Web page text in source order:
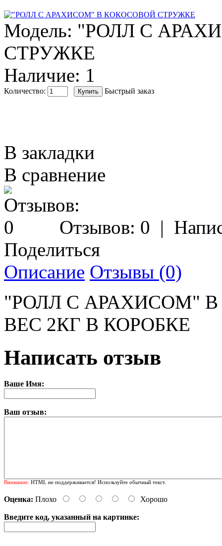
Модель: "РОЛЛ С
СТРУЖКЕ
Наличие: 1
Количество: Быстрый заказ
В закладки
В сравнение
Отзывов: 0 |
Поделиться
Описание Отзывы (0)
"РОЛЛ С АРАХИСОМ"
ВЕС 2КГ В КОРОБКЕ
Написать отзыв
Ваше Имя:
Ваш отзыв:
Внимание: HTML не поддерживается! Используйте обычный текст.
Оценка: Плохо Хорошо
Введите код, указанный на картинке: